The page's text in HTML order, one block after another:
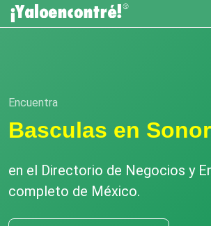
Encuentra
Basculas en
en el Directorio de Negocios y
completo de México.